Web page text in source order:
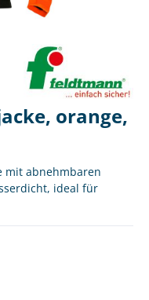
5 Sternen
orange,
mit abnehmbaren
ideal für